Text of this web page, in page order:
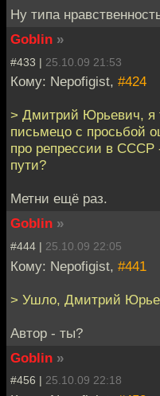
Ну типа
Goblin »
#433 | 25.10.09 21:53
Кому: Nepofigist, #424
> Дмитрий Юрьевич, я
письмецо с просьбой
про репрессии в СССР
пути?
Метни ещё раз.
Goblin »
#444 | 25.10.09 22:05
Кому: Nepofigist, #441
> Ушло, Дмитрий
Автор - ты?
Goblin »
#456 | 25.10.09 22:18